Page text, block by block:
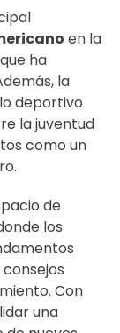
en la
ha
la
deportivo
la juventud
como un
de
los
Con
una